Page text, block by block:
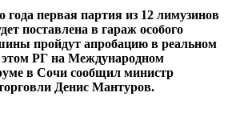
года первая партия из 12 лимузинов
поставлена в гараж особого
пройдут апробацию в реальном
РГ на Международном
в Сочи сообщил министр
Денис Мантуров.